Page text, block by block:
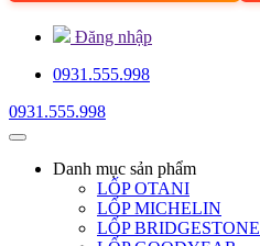
Đăng nhập
0931.555.998
0931.555.998
Danh mục sản phẩm
LỐP OTANI
LỐP MICHELIN
LỐP BRIDGESTONE